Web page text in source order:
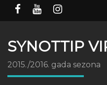
SYNOTTIP
2015./2016. gada sezona